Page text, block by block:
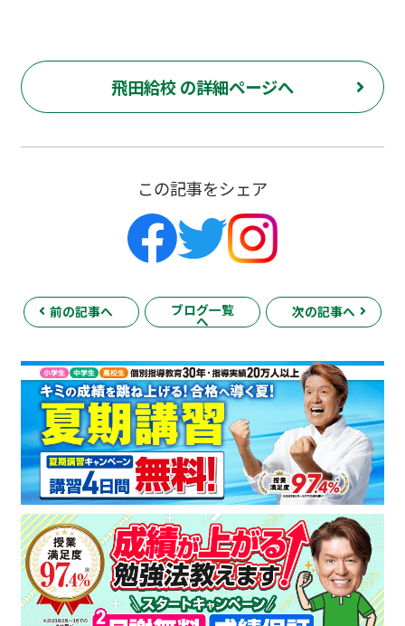
飛田給校 の詳細ページへ
この記事をシェア
前の記事へ ブログ一覧
へ
次の記事へ